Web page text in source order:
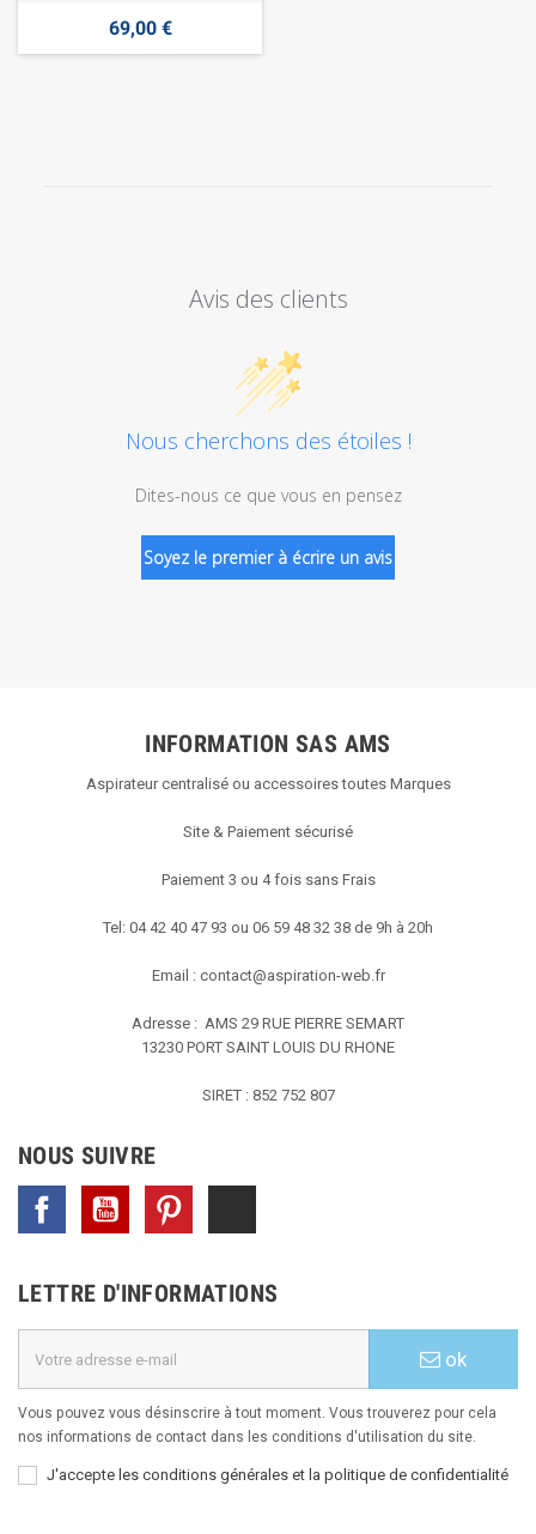
69,00 €
Avis des clients
Nous cherchons des étoiles !
Dites-nous ce que vous en pensez
Soyez le premier à écrire un avis
INFORMATION SAS AMS
Aspirateur centralisé ou accessoires toutes Marques
Site & Paiement sécurisé
Paiement 3 ou 4 fois sans Frais
Tel: 04 42 40 47 93 ou 06 59 48 32 38 de 9h à 20h
Email : contact@aspiration-web.fr
Adresse : AMS 29 RUE PIERRE SEMART
13230 PORT SAINT LOUIS DU RHONE
SIRET : 852 752 807
NOUS SUIVRE
Facebook YouTube
LETTRE D'INFORMATIONS
ok
Vous pouvez vous désinscrire à tout moment. Vous trouverez pour cela
nos informations de contact dans les conditions d'utilisation du site.
J'accepte les conditions générales et la politique de confidentialité